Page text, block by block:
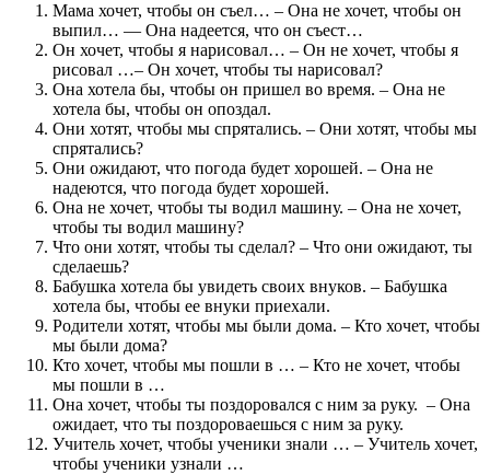
Мама хочет, чтобы он съел… – Она не хочет, чтобы он
выпил… — Она надеется, что он съест…
Он хочет, чтобы я нарисовал… – Он не хочет, чтобы я
рисовал …– Он хочет, чтобы ты нарисовал?
Она хотела бы, чтобы он пришел во время. – Она не
хотела бы, чтобы он опоздал.
Они хотят, чтобы мы спрятались. – Они хотят, чтобы мы
спрятались?
Они ожидают, что погода будет хорошей. – Она не
надеются, что погода будет хорошей.
Она не хочет, чтобы ты водил машину. – Она не хочет,
чтобы ты водил машину?
Что они хотят, чтобы ты сделал? – Что они ожидают, ты
сделаешь?
Бабушка хотела бы увидеть своих внуков. – Бабушка
хотела бы, чтобы ее внуки приехали.
Родители хотят, чтобы мы были дома. – Кто хочет, чтобы
мы были дома?
Кто хочет, чтобы мы пошли в … – Кто не хочет, чтобы
мы пошли в …
Она хочет, чтобы ты поздоровался с ним за руку. – Она
ожидает, что ты поздороваешься с ним за руку.
Учитель хочет, чтобы ученики знали … – Учитель хочет,
чтобы ученики узнали …